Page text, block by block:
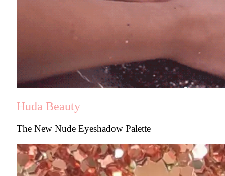
Huda Beauty
The New Nude Eyeshadow Palette